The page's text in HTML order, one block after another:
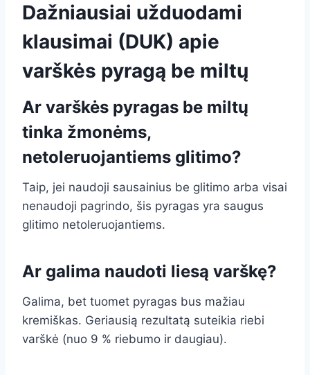
Dažniausiai užduodami
klausimai (DUK) apie
varškės pyragą be miltų
Ar varškės pyragas be miltų
tinka žmonėms,
netoleruojantiems glitimo?
Taip, jei naudoji sausainius be glitimo arba visai
nenaudoji pagrindo, šis pyragas yra saugus
glitimo netoleruojantiems.
Ar galima naudoti liesą varškę?
Galima, bet tuomet pyragas bus mažiau
kremiškas. Geriausią rezultatą suteikia riebi
varškė (nuo 9 % riebumo ir daugiau).